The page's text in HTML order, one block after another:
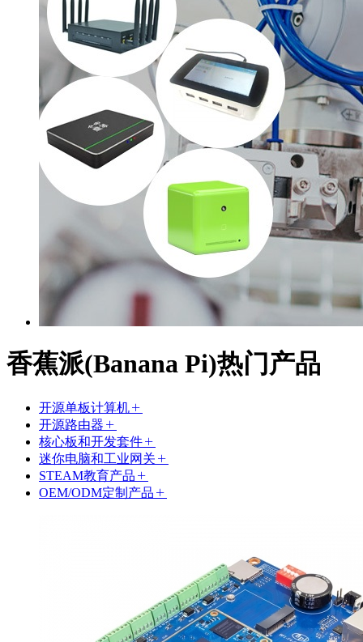
香蕉派(Banana Pi)热门产品
开源单板计算机
开源路由器
核心板和开发套件
迷你电脑和工业网关
STEAM教育产品
OEM/ODM定制产品